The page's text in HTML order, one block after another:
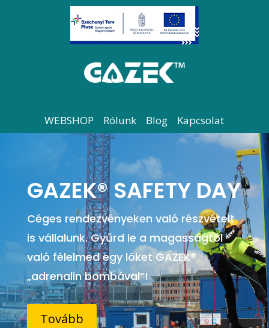
WEBSHOP Rólunk Blog Kapcsolat
GAZEK® SAFETY DAY
Céges rendezvényeken való részvételt
is vállalunk. Gyűrd le a magasságtól
való félelmed egy löket GAZEK®
„adrenalin bombával”!
Tovább